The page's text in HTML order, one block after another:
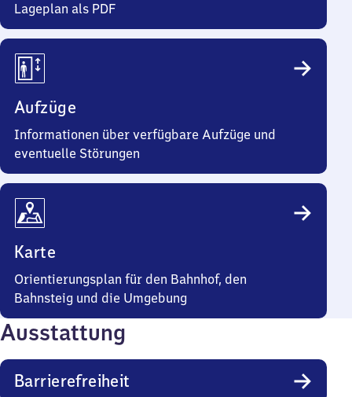
Lageplan als PDF
Aufzüge
Informationen über verfügbare Aufzüge und
eventuelle Störungen
Karte
Orientierungsplan für den Bahnhof, den
Bahnsteig und die Umgebung
Ausstattung
Barrierefreiheit